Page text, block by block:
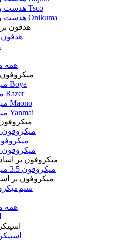
هدست و هدفون Tsco
هدست و هدفون Onikuma
هدفون
همه
میکروفون Boya
میکروفن Razer
میکروفون Maono
میکروفون Yanmai
میکروفون
میکروفون بر
میکروفون 3.5 میلی‌متری
میکروفون بر
میکروفون بی‌‎سیم
همه